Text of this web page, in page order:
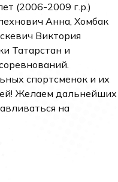
(2006-2009 г.р.)
Анна, Хомбак
Виктория
Татарстан и
спортсменок и их
Желаем дальнейших
на